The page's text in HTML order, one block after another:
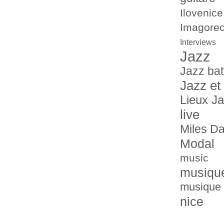
Ilovenice
Interviews
Jazz
Jazz
Jazz et
Lieux
live
Miles
Modal
music
nice